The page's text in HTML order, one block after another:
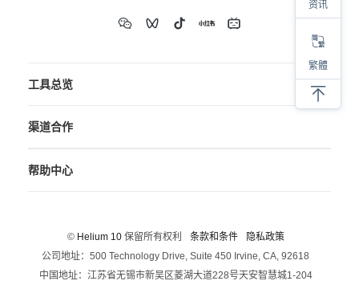
工具总览
渠道合作
帮助中心
© Helium 10保留所有权利 条款和条件
隐私政策
公司地址：500 Technology Drive, Suite 450 Irvine, CA, 92618
中国地址：江苏省无锡市新吴区菱湖大道228号天安智慧城1-204
资讯
繁體